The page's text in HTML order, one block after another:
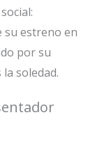
su estreno en
por su
soledad.